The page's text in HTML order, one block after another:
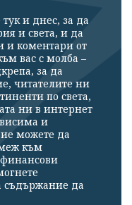
и днес, за да
и света, и да
и коментари от
вас с молба –
за да
читателите ни
по света,
ни в интернет
и
можете да
към
съдържание да